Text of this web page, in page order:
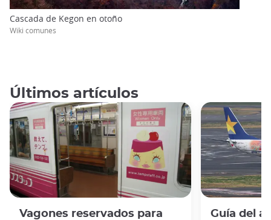
Cascada de Kegon en otoño
Wiki comunes
Últimos artículos
Vagones reservados para
Guía del